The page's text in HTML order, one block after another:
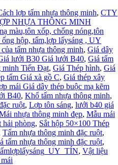
lợp tấm nhựa thông minh, CTY
NHỰA THÔNG MINH
màu,tôn xốp, chống nóng,tôn
hộp, tấm,lợp lấysáng , UY
tấm nhựa thông minh, Giá dây
lưới B30 Giá lưới B40, Giá tấm
minh Tiến Đạt, Giá Thép hình, Giá
tấm Giá xà gồ C, Giá thép xây
mái Giá dây thép buộc mạ kẽm
B40, Khổ tấm nhựa thông minh,
ruột, Lợp tôn sáng, lưới b40 giá
nhựa thông minh đẹp, Mẫu mái
hải phòng, Sắt hộp 50×100 Thép
Tấm nhựa thông minh đặc ruột,
tấm nhựa thông minh đặc ruột,
, Vật liệu